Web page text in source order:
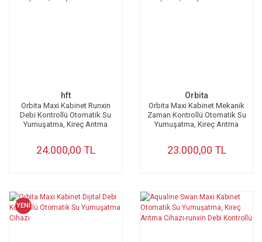
hft
Orbita Maxi Kabinet Runxin
Debi Kontrollü Otomatik Su
Yumuşatma, Kireç Arıtma
24.000,00 TL
Orbita
Orbita Maxi Kabinet Mekanik
Zaman Kontrollü Otomatik Su
Yumuşatma, Kireç Arıtma
23.000,00 TL
YENİ